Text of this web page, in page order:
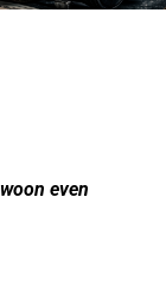
even